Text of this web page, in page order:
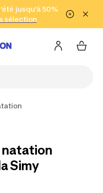
contenu Aller au pied de
jusqu'à 50%
sélection
ici
h!
natation
Simy